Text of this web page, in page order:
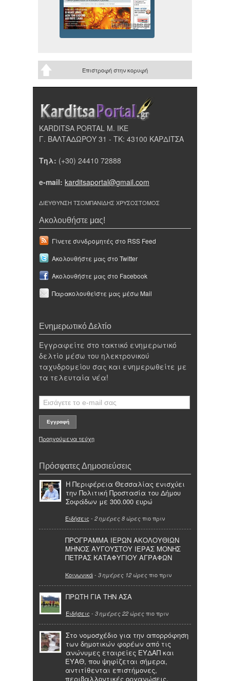
Επιστροφή στην κορυφή
KARDITSA PORTAL Μ. ΙΚΕ
Γ. ΒΑΛΤΑΔΩΡΟΥ 31 - ΤΚ: 43100 ΚΑΡΔΙΤΣΑ
Τηλ: (+30) 24410 72888
e-mail: karditsaportal@gmail.com
ΔΙΕΥΘΥΝΣΗ ΤΣΟΜΠΑΝΙΔΗΣ ΧΡΥΣΟΣΤΟΜΟΣ
Ακολουθήστε μας!
Γίνετε συνδρομητές στο RSS Feed
Ακολουθήστε μας στο Twitter
Ακολουθήστε μας στο Facebook
Παρακολουθείστε μας μέσω Mail
Ενημερωτικό Δελτίο
Εγγραφείτε στο τακτικό ενημερωτικό
δελτίο μέσω του ηλεκτρονικού
ταχυδρομείου σας και ενημερωθείτε με
τα τελευταία νέα!
Προηγούμενα τεύχη
Πρόσφατες Δημοσιεύσεις
Η Περιφέρεια Θεσσαλίας ενισχύει
την Πολιτική Προστασία του Δήμου
Σοφάδων με 300.000 ευρώ
Ειδήσεις - 2 ημέρες 8 ώρες πιο πριν
ΠΡΟΓΡΑΜΜΑ ΙΕΡΩΝ ΑΚΟΛΟΥΘΙΩΝ
ΜΗΝΟΣ ΑΥΓΟΥΣΤΟΥ ΙΕΡΑΣ ΜΟΝΗΣ
ΠΕΤΡΑΣ ΚΑΤΑΦΥΓΙΟΥ ΑΓΡΑΦΩΝ
Κοινωνικά- 3 ημέρες 12 ώρες πιο πριν
ΠΡΩΤΗ ΓΙΑ ΤΗΝ ΑΣΑ
Ειδήσεις - 3 ημέρες 22 ώρες πιο πριν
Στο νομοσχέδιο για την απορρόφηση
των δημοτικών φορέων από τις
ανώνυμες εταιρείες ΕΥΔΑΠ και
ΕΥΑΘ, που ψηφίζεται σήμερα,
αντιτίθενται επιστήμονες,
περιβαλλοντικές οργανώσεις,